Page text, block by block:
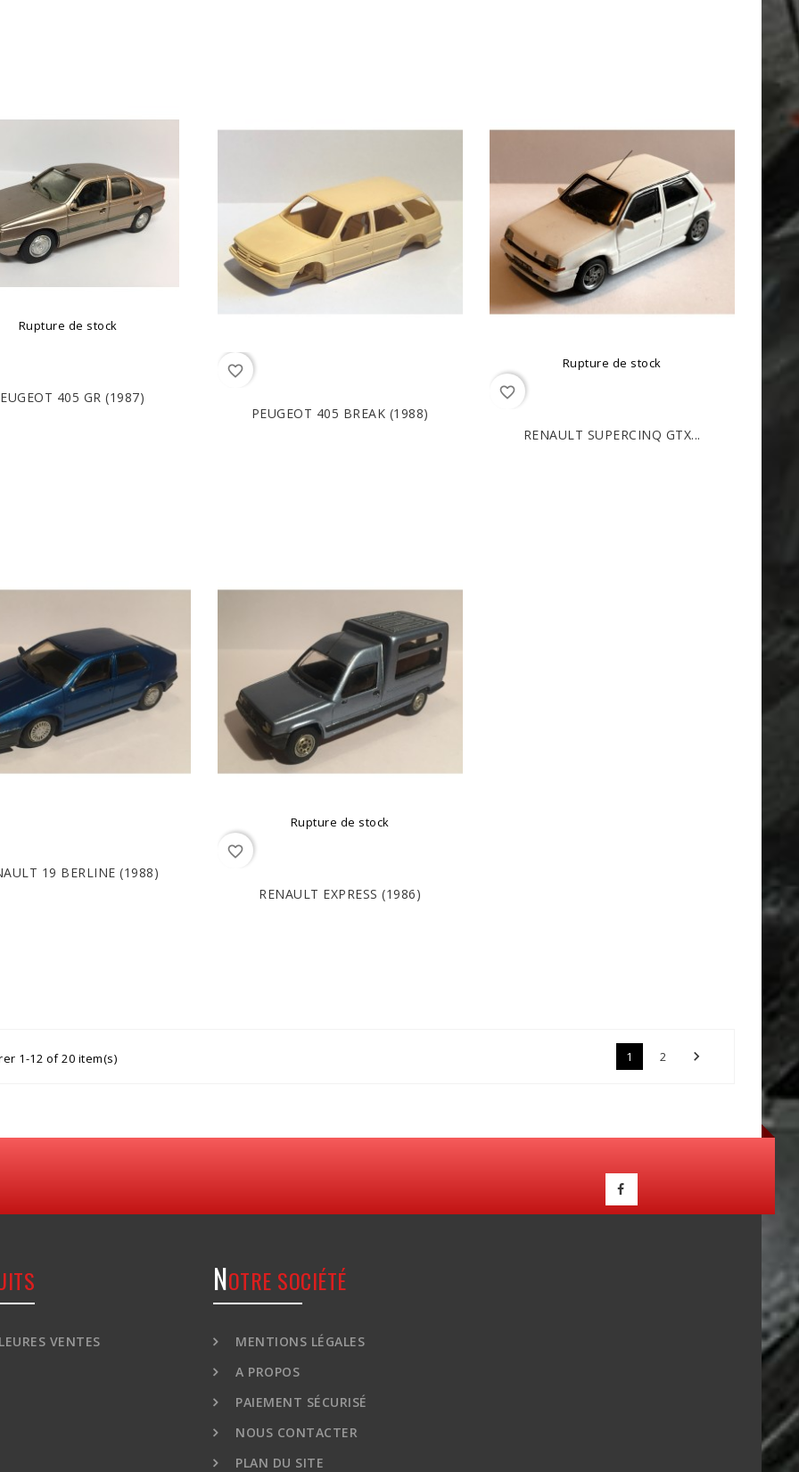
Rupture de stock
405 GR (1987)
favorite_border
PEUGEOT 405 BREAK (1988)
Rupture de stock
favorite_border
RENAULT SUPERCINQ GTX...
19 BERLINE (1988)
Rupture de stock
favorite_border
RENAULT EXPRESS (1986)
1-12 of 20 item(s) 1 2 
VENTES
NOTRE SOCIÉTÉ
MENTIONS LÉGALES
A PROPOS
PAIEMENT SÉCURISÉ
NOUS CONTACTER
PLAN DU SITE